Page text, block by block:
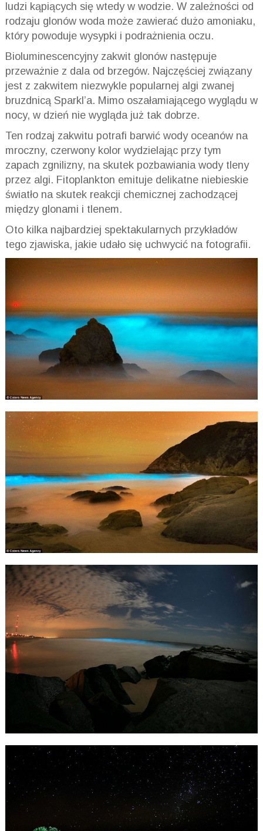
ludzi kąpiących się wtedy w wodzie. W zależności od
rodzaju glonów woda może zawierać dużo amoniaku,
który powoduje wysypki i podrażnienia oczu.
Bioluminescencyjny zakwit glonów następuje
przeważnie z dala od brzegów. Najczęściej związany
jest z zakwitem niezwykle popularnej algi zwanej
bruzdnicą Sparkl’a. Mimo oszałamiającego wyglądu w
nocy, w dzień nie wygląda już tak dobrze.
Ten rodzaj zakwitu potrafi barwić wody oceanów na
mroczny, czerwony kolor wydzielając przy tym
zapach zgnilizny, na skutek pozbawiania wody tleny
przez algi. Fitoplankton emituje delikatne niebieskie
światło na skutek reakcji chemicznej zachodzącej
między glonami i tlenem.
Oto kilka najbardziej spektakularnych przykładów
tego zjawiska, jakie udało się uchwycić na fotografii.